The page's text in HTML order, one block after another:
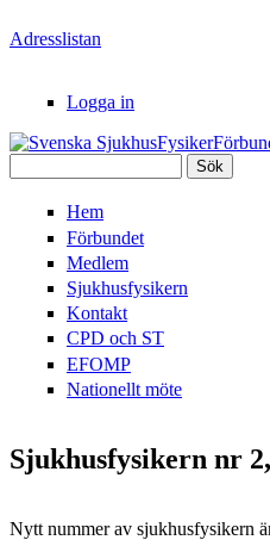
Adresslistan
Logga in
Hem
Förbundet
Medlem
Sjukhusfysikern
Kontakt
CPD och ST
EFOMP
Nationellt möte
Sjukhusfysikern nr
Nytt nummer av sjukhusfysikern